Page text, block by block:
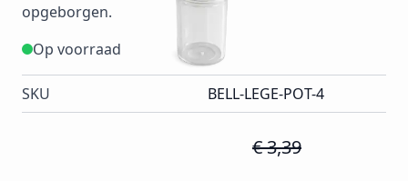
opgeborgen.
Op voorraad
SKU BELL-LEGE-POT-4
€ 3,39